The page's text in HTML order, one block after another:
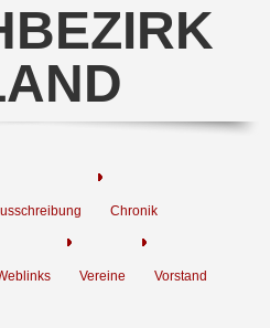
Chronik
Vereine Vorstand